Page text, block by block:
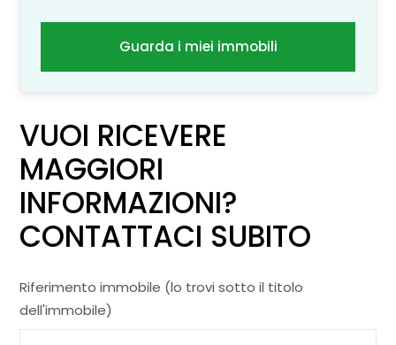
Guarda i miei immobili
VUOI RICEVERE
MAGGIORI
INFORMAZIONI?
CONTATTACI SUBITO
Riferimento immobile (lo trovi sotto il titolo
dell'immobile)